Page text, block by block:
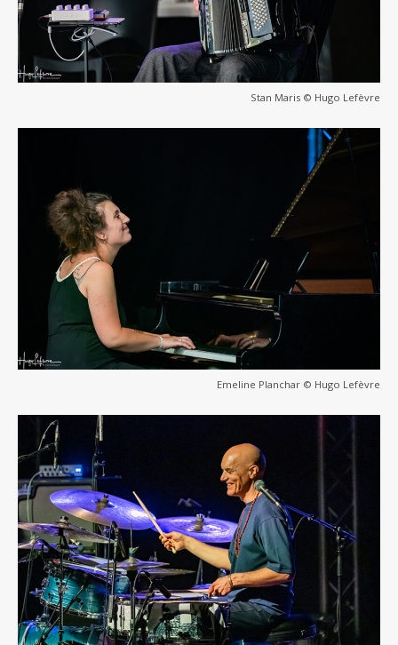
Stan Maris © Hugo Lefèvre
Emeline Planchar © Hugo Lefèvre